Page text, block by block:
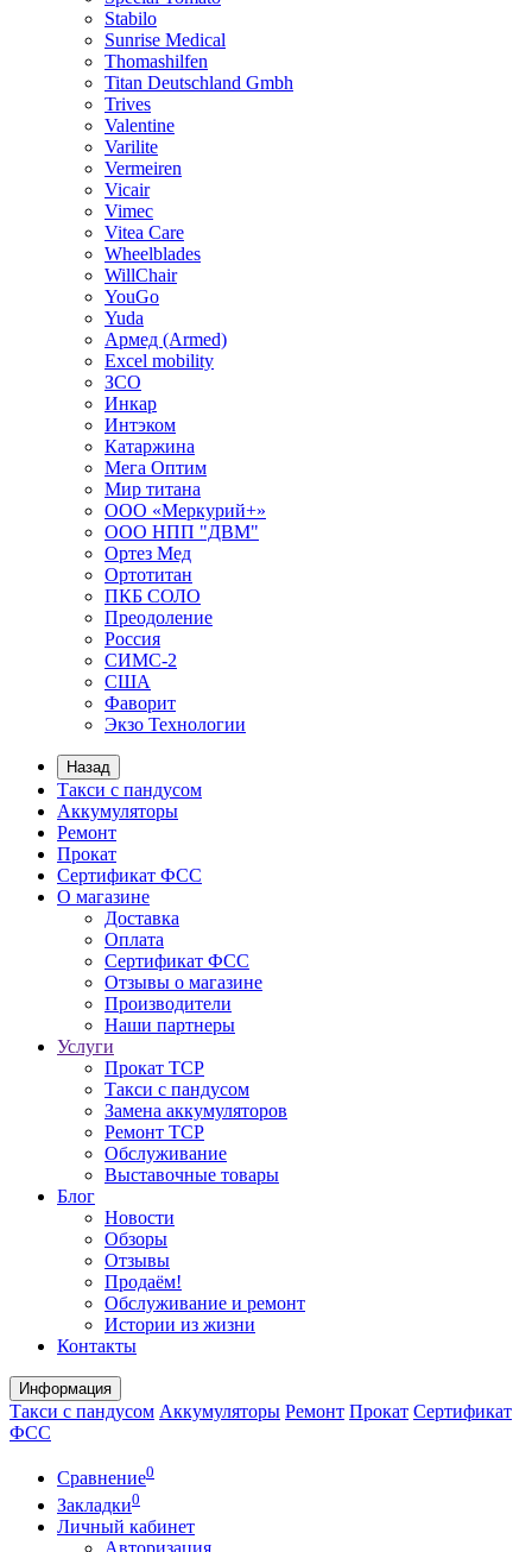
Stabilo
Sunrise Medical
Thomashilfen
Titan Deutschland Gmbh
Trives
Valentine
Varilite
Vermeiren
Vicair
Vimec
Vitea Care
Wheelblades
WillChair
YouGo
Yuda
Армед (Armed)
Еxcel mobility
ЗСО
Инкар
Интэком
Катаржина
Мега Оптим
Мир титана
ООО «Меркурий+»
ООО НПП "ДВМ"
Ортез Мед
Ортотитан
ПКБ СОЛО
Преодоление
Россия
СИМС-2
США
Фаворит
Экзо Технологии
Назад
Такси с пандусом
Аккумуляторы
Ремонт
Прокат
Сертификат ФСС
О магазине
Доставка
Оплата
Сертификат ФСС
Отзывы о магазине
Производители
Наши партнеры
Услуги
Прокат ТСР
Такси с пандусом
Замена аккумуляторов
Ремонт ТСР
Обслуживание
Выставочные товары
Блог
Новости
Обзоры
Отзывы
Продаём!
Обслуживание и ремонт
Истории из жизни
Контакты
Информация
Такси с пандусом Аккумуляторы Ремонт Прокат Сертификат
ФСС
Сравнение0
Закладки0
Личный кабинет
Авторизация